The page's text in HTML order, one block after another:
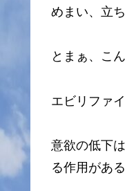
めまい、立
とまぁ、こ
エビリファ
意欲の低下
る作用があ